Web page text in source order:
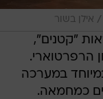
/ אילן בשור
"קטנים",
הרפרטוארי.
במערכה
כמחמאה.